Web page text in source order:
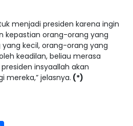
menjadi presiden karena ingin
kepastian orang-orang yang
kecil, orang-orang yang
keadilan, beliau merasa
insyaallah akan
mereka,” jelasnya. (*)